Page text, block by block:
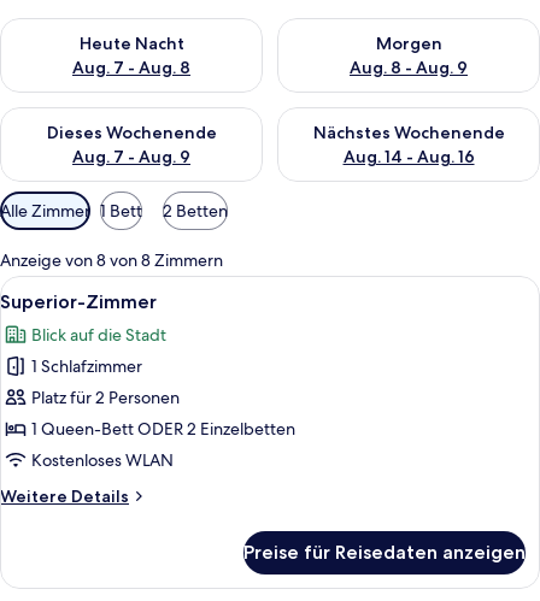
Heute Nacht
Aug. 7 - Aug. 8
Überprüfe die Verfügbarkeit für heute Nacht, Aug. 7 - Aug. 8.
Morgen
Aug. 8 - Aug. 9
Überprüfe die Verfügbarkeit
Dieses Wochenende
Aug. 7 - Aug. 9
Überprüfe die Verfügbarkeit für dieses Wochenende, Aug. 7
Nächstes Wochenende
Aug. 14 - Aug. 16
Überprüfe die Verfügbarkeit
Verfügbare
Filter
für
Zimmer
Alle Zimmer 1 Bett 2 Betten
Anzeige von 8 von 8 Zimmern
Alle
Fotos
für
Superior-
Zimmer
anzeigen
Ein Hotelzimmer mit zwei Betten,
4
Superior-Zimmer
Blick auf die Stadt
1 Schlafzimmer
Platz für 2 Personen
1 Queen-Bett ODER 2 Einzelbetten
Kostenloses WLAN
Weitere Details
Weitere
Zimmer
Preise für Reisedaten anzeigen